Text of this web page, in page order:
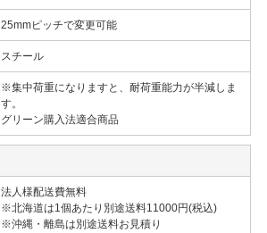
25mmピッチで変更可能
スチール
※集中荷重になりますと、耐荷重能力が半減しま
す。
グリーン購入法適合商品
法人様配送費無料
※北海道は1個あたり別途送料11000円(税込)
※沖縄・離島は別途送料お見積り